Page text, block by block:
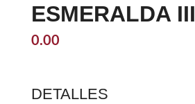
ESMERALDA III
0.00
DETALLES